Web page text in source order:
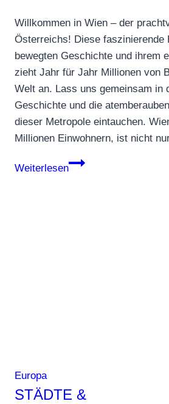
Willkommen in Wien – der
Österreichs! Diese faszinierende
bewegten Geschichte und ihrem
zieht Jahr für Jahr Millionen von
Welt an. Lass uns gemeinsam in
Geschichte und die
dieser Metropole eintauchen.
Millionen Einwohnern, ist nicht
Weiterlesen
Wien:
Europa
STÄDTE &